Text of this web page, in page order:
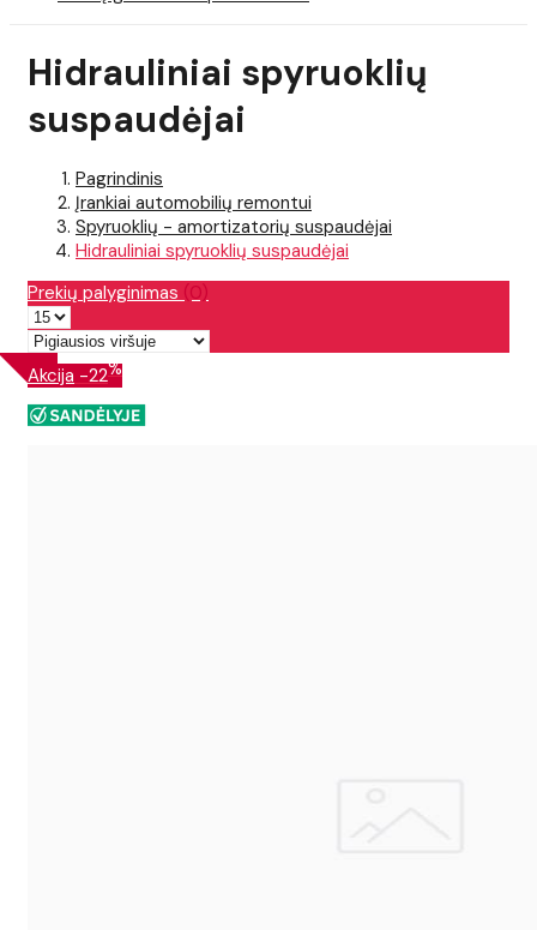
Hidrauliniai spyruoklių
suspaudėjai
Pagrindinis
Įrankiai automobilių remontui
Spyruoklių - amortizatorių suspaudėjai
Hidrauliniai spyruoklių suspaudėjai
Prekių palyginimas (0)
Akcija -22%